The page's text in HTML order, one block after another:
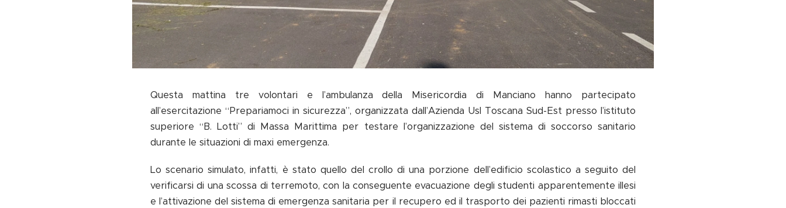
Questa mattina tre volontari e l’ambulanza della Misericordia di Manciano hanno partecipato
all’esercitazione “Prepariamoci in sicurezza”, organizzata dall’Azienda Usl Toscana Sud-Est presso l’istituto
superiore “B. Lotti” di Massa Marittima per testare l’organizzazione del sistema di soccorso sanitario
durante le situazioni di maxi emergenza.
Lo scenario simulato, infatti, è stato quello del crollo di una porzione dell’edificio scolastico a seguito del
verificarsi di una scossa di terremoto, con la conseguente evacuazione degli studenti apparentemente illesi
e l’attivazione del sistema di emergenza sanitaria per il recupero ed il trasporto dei pazienti rimasti bloccati